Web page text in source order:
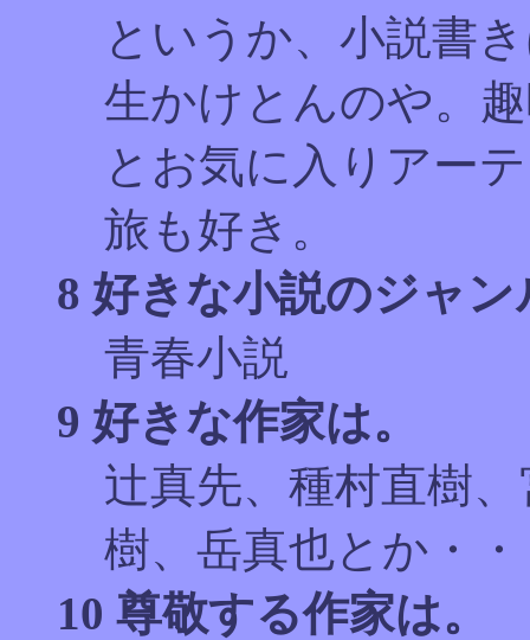
というか、小説書
生かけとんのや。
とお気に入りアー
旅も好き。
8 好きな小説のジャン
青春小説
9 好きな作家は。
辻真先、種村直樹
樹、岳真也とか・
10 尊敬する作家は。